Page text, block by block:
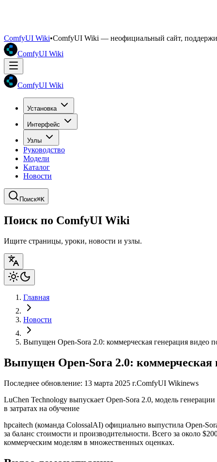
ComfyUI Wiki•ComfyUI Wiki — неофициальный сайт,
ComfyUI Wiki
ComfyUI Wiki
Установка
Интерфейс
Узлы
Руководство
Модели
Каталог
Новости
Поиск⌘K
Поиск по ComfyUI Wiki
Ищите страницы, уроки, новости и узлы.
Главная
Новости
Выпущен Open-Sora 2.0: коммерческая генерация видео
Выпущен Open-Sora 2.0: коммерческая
Последнее обновление: 13 марта 2025 г.ComfyUI Wikinews
LuChen Technology выпускает Open-Sora 2.0, модель
в затратах на обучение
hpcaitech (команда ColossalAI) официально выпустила Open-
за баланс стоимости и производительности. Всего за около
коммерческим моделям в множественных оценках.